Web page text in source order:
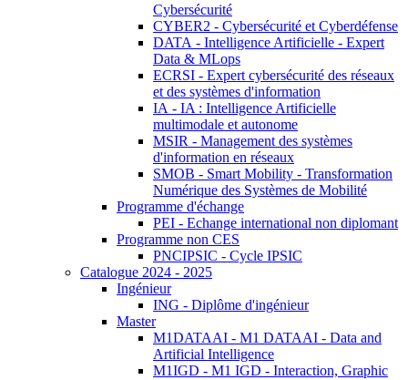
Cybersécurité
CYBER2 - Cybersécurité et Cyberdéfense
DATA - Intelligence Artificielle - Expert
Data & MLops
ECRSI - Expert cybersécurité des réseaux
et des systèmes d'information
IA - IA : Intelligence Artificielle
multimodale et autonome
MSIR - Management des systèmes
d'information en réseaux
SMOB - Smart Mobility - Transformation
Numérique des Systèmes de Mobilité
Programme d'échange
PEI - Echange international non diplomant
Programme non CES
PNCIPSIC - Cycle IPSIC
Catalogue 2024 - 2025
Ingénieur
ING - Diplôme d'ingénieur
Master
M1DATAAI - M1 DATAAI - Data and
Artificial Intelligence
M1IGD - M1 IGD - Interaction, Graphic